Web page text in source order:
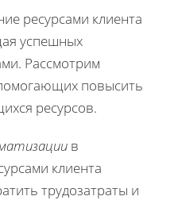
ресурсами клиента
успешных
Рассмотрим
повысить
ресурсов.
в
клиента
трудозатраты и